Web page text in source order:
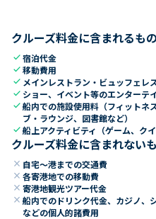
クルーズ料金に含まれるもの
check宿泊代金
check移動費用
check メインレストラン・ビュッフェレ
check ショー、イベント等のエンターテ
check船内での施設使用料（フィットネ
ブ・ラウンジ、図書館など）
check船上アクティビティ（ゲーム、ク
クルーズ料金に含まれない
close 自宅～港までの交通費
close 各寄港地での移動費
close 寄港地観光ツアー代金
close 船内でのドリンク代金、カジノ、
などの個人的諸費用